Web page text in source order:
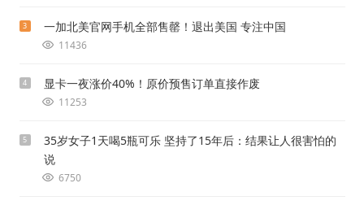
3 一加北美官网手机全部售罄！退出美国 专注中国
11436
4 显卡一夜涨价40%！原价预售订单直接作废
11253
5
35岁女子1天喝5瓶可乐 坚持了15年后：结果让人很害怕的
说
6750